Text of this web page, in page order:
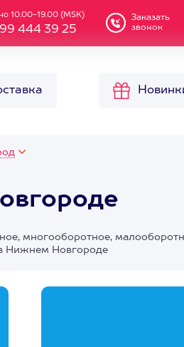
10.00-19.00 (MSK)
444 39 25
Заказать
звонок
многооборотное,
Нижнем Новгороде